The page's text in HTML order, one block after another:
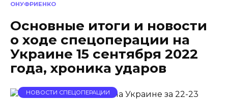
ОНУФРИЕНКО
Основные итоги и новости
о ходе спецоперации на
Украине 15 сентября 2022
года, хроника ударов
НОВОСТИ СПЕЦОПЕРАЦИИ